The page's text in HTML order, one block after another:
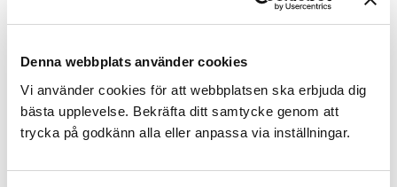
Denna webbplats använder cookies
Vi använder cookies för att webbplatsen ska erbjuda dig
bästa upplevelse. Bekräfta ditt samtycke genom att
trycka på godkänn alla eller anpassa via inställningar.
Lägg till varukorgen
Finns i lager
Leveranstid: 5-7dagar
Minsta beställning: 1 st
Artikelnr: 13774